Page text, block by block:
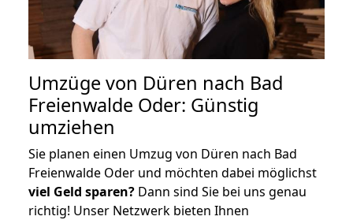
Umzüge von Düren nach Bad
Freienwalde Oder: Günstig
umziehen
Sie planen einen Umzug von Düren nach Bad
Freienwalde Oder und möchten dabei möglichst
viel Geld sparen? Dann sind Sie bei uns genau
richtig! Unser Netzwerk bieten Ihnen